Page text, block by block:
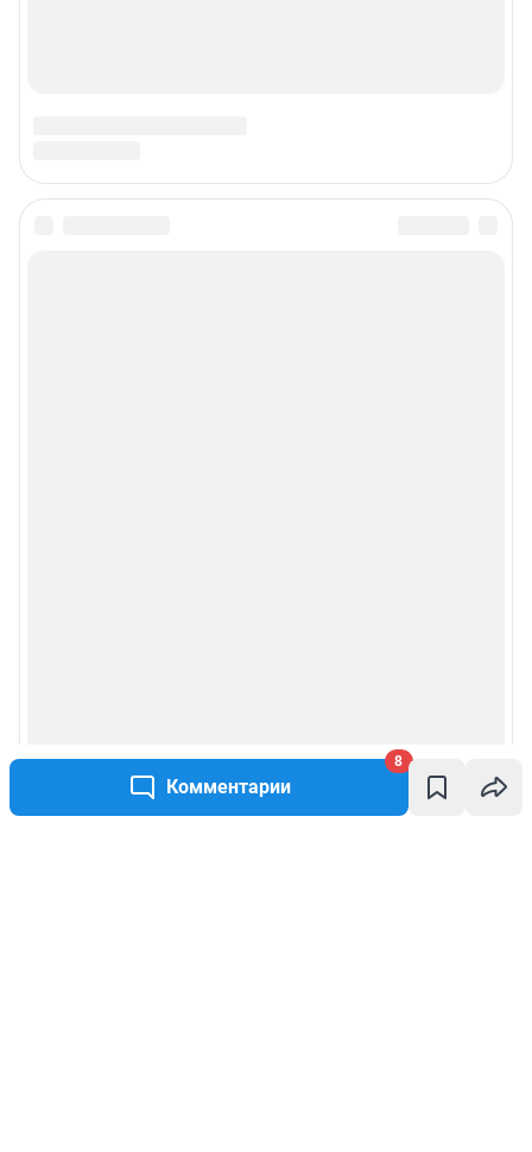
Комментарии
8